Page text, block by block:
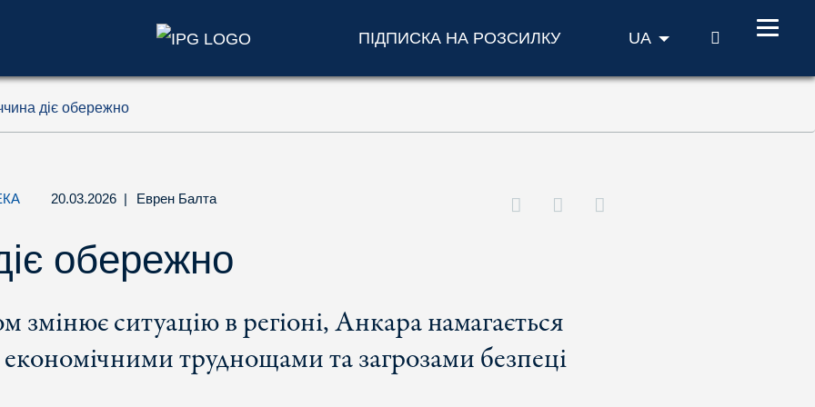
ПІДПИСКА НА РОЗСИЛКУ UA ПОШУК
діє обережно
20.03.2026 | Еврен Балта
обережно
змінює ситуацію в регіоні, Анкара намагається
труднощами та загрозами безпеці